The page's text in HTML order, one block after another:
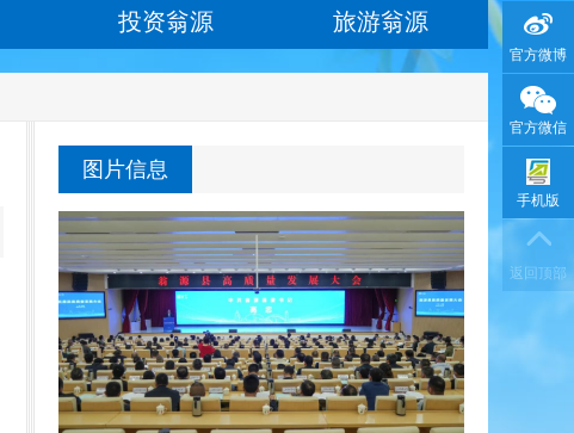
官方微博
官方微信
手机版
返回顶部
投资翁源 旅游翁源
图片信息